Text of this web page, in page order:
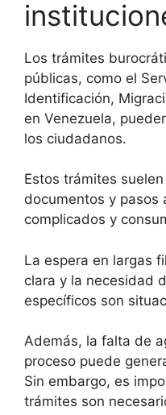
Los trámites
públicas, como el
Identificación,
en Venezuela,
los ciudadanos.
Estos trámites
documentos y pasos
complicados y
La espera en largas
clara y la necesidad
específicos son
Además, la falta de
proceso puede
Sin embargo, es
trámites son